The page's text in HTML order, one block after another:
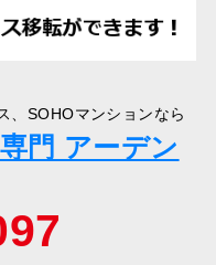
、SOHOマンションなら
門 アーデン